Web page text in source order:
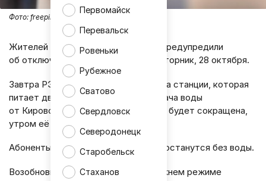
Первомайск
Перевальск
Ровеньки
Рубежное
Сватово
Свердловск
Северодонецк
Старобельск
Стаханов
Фото: freepik
Жителей Кировска и Первомайска предупредили
об отключении водоснабжения во вторник, 28 октября.
Завтра РЭС отключит напряжение на станции, которая
питает два города. Из-за этого подача воды
от Кировского водоразборного узла будет сокращена,
утром её и вовсе может не быть.
Абоненты Первомайска полностью останутся без воды.
Возобновить водоснабжение в прежнем режиме